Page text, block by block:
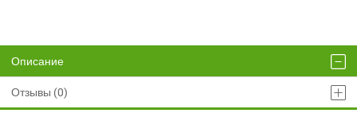
Описание
Отзывы (0)